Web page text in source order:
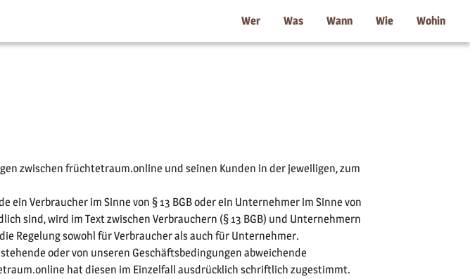
Wer Was Wann Wie Wohin
zwischen früchtetraum.online und seinen Kunden in der jeweiligen, zum
Verbraucher im Sinne von § 13 BGB oder ein Unternehmer im Sinne von
sind, wird im Text zwischen Verbrauchern (§ 13 BGB) und Unternehmern
Regelung sowohl für Verbraucher als auch für Unternehmer.
oder von unseren Geschäftsbedingungen abweichende
hat diesen im Einzelfall ausdrücklich schriftlich zugestimmt.